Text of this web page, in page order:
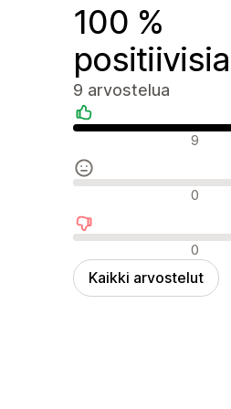
100 %
positiivisia
9 arvostelua
Positiiviset arvostelut
9
Neutraalit arvostelut
0
Negatiiviset arvostelut
0
Kaikki arvostelut